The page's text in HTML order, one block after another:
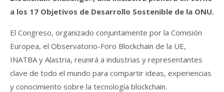
a los 17 Objetivos de Desarrollo Sostenible de la ONU.
El Congreso, organizado conjuntamente por la Comisión
Europea, el Observatorio-Foro Blockchain de la UE,
INATBA y Alastria, reunirá a industrias y representantes
clave de todo el mundo para compartir ideas, experiencias
y conocimiento sobre la tecnología blockchain.